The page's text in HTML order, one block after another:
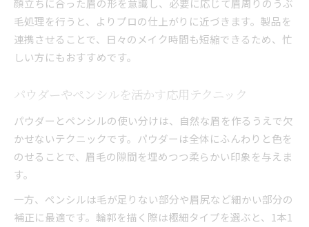
顔立ちに合った眉の形を意識し、必要に応じて眉周りのうぶ
毛処理を行うと、よりプロの仕上がりに近づきます。製品を
連携させることで、日々のメイク時間も短縮できるため、忙
しい方にもおすすめです。
パウダーやペンシルを活かす応用テクニック
パウダーとペンシルの使い分けは、自然な眉を作るうえで欠
かせないテクニックです。パウダーは全体にふんわりと色を
のせることで、眉毛の隙間を埋めつつ柔らかい印象を与えま
す。
一方、ペンシルは毛が足りない部分や眉尻など細かい部分の
補正に最適です。輪郭を描く際は極細タイプを選ぶと、1本1